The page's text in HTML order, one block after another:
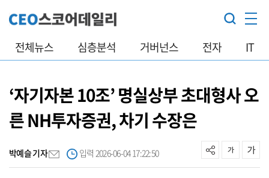
전체뉴스 심층분석 거버넌스 전자 IT
‘자기자본 10조’ 명실상부 초대형사 오
른 NH투자증권, 차기 수장은
박예슬 기자 입력 2026-06-04 17:22:50